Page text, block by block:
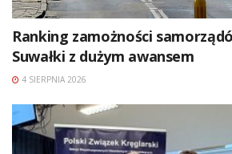
Ranking zamożności
Suwałki z dużym awansem
4 SIERPNIA 2026